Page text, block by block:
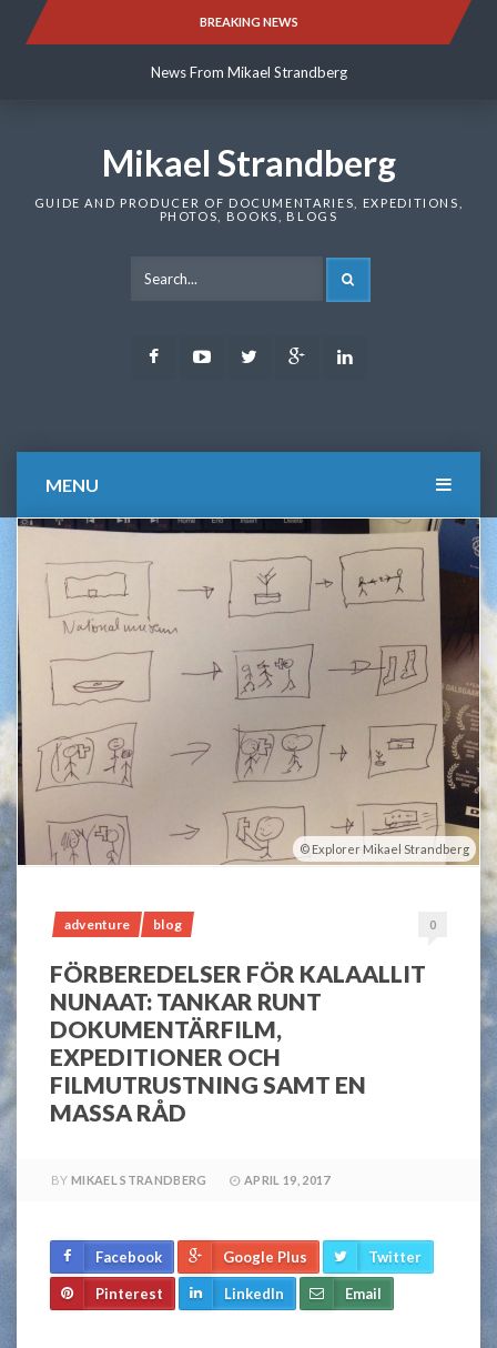
BREAKING NEWS
News From Mikael Strandberg
News From Mikael Strandberg
Mikael Strandberg
GUIDE AND PRODUCER OF DOCUMENTARIES, EXPEDITIONS,
PHOTOS, BOOKS, BLOGS
FacebookYoutubeTwitter Google
MENU
Explorer Mikael Strandberg
adventure blog 0
FÖRBEREDELSER FÖR KALAALLIT
NUNAAT: TANKAR RUNT
DOKUMENTÄRFILM,
EXPEDITIONER OCH
FILMUTRUSTNING SAMT EN
MASSA RÅD
BY MIKAEL STRANDBERG APRIL 19, 2017
Facebook Google Plus Twitter
Pinterest LinkedIn Email